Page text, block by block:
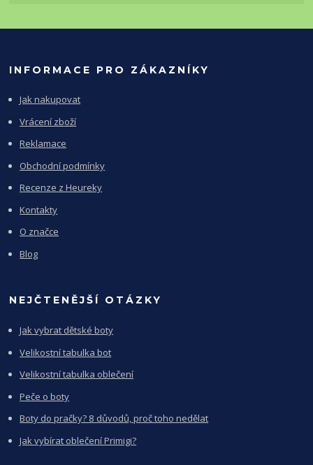
INFORMACE PRO ZÁKAZNÍKY
Jak nakupovat
Vrácení zboží
Reklamace
Obchodní podmínky
Recenze z Heureky
Kontakty
O značce
Blog
NEJČTENĚJŠÍ OTÁZKY
Jak vybrat dětské boty
Velikostní tabulka bot
Velikostní tabulka oblečení
Peče o boty
Boty do pračky? 8 důvodů, proč toho nedělat
Jak vybírat oblečení Primigi?